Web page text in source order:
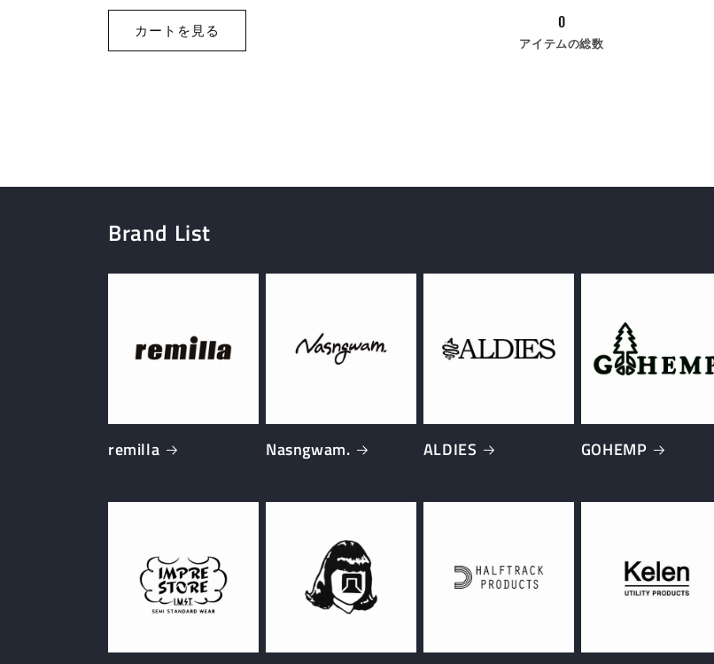
ー
み
カートを見る
0
アイテムの総数
Brand List
remilla Nasngwam. ALDIES GOHEMP